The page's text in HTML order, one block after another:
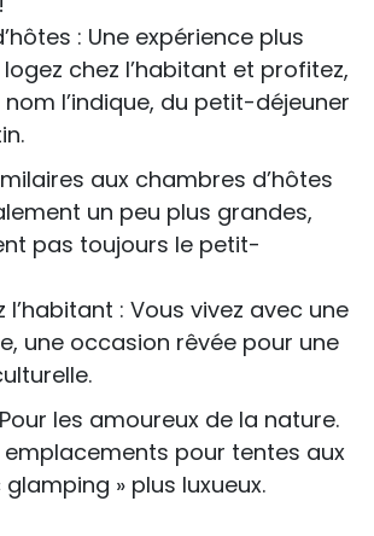
: Une expérience plus
chez l’habitant et profitez,
l’indique, du petit-déjeuner
aux chambres d’hôtes
un peu plus grandes,
pas toujours le petit-
l’habitant : Vous vivez avec une
une occasion rêvée pour une
les amoureux de la nature.
emplacements pour tentes aux
» plus luxueux.